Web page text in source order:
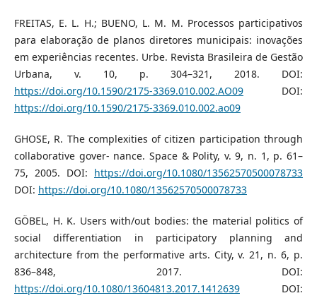
FREITAS, E. L. H.; BUENO, L. M. M. Processos participativos
para elaboração de planos diretores municipais: inovações
em experiências recentes. Urbe. Revista Brasileira de Gestão
Urbana, v. 10, p. 304–321, 2018. DOI:
https://doi.org/10.1590/2175-3369.010.002.AO09DOI:
https://doi.org/10.1590/2175-3369.010.002.ao09
GHOSE, R. The complexities of citizen participation through
collaborative gover- nance. Space & Polity, v. 9, n. 1, p. 61–
75, 2005. DOI: https://doi.org/10.1080/13562570500078733
DOI: https://doi.org/10.1080/13562570500078733
GÖBEL, H. K. Users with/out bodies: the material politics of
social differentiation in participatory planning and
architecture from the performative arts. City, v. 21, n. 6, p.
836–848, 2017. DOI:
https://doi.org/10.1080/13604813.2017.1412639DOI: